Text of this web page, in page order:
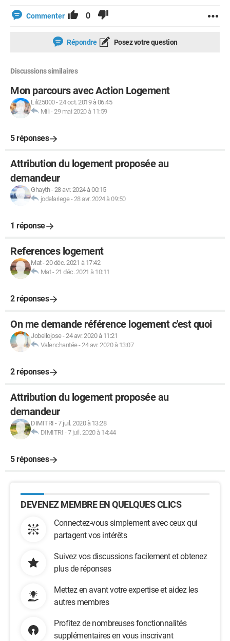
Commenter 0
Répondre Posez votre question
Discussions similaires
Mon parcours avec Action Logement
Lili25000-24 oct. 2019 à 06:45
Mili -29 mai 2020 à 11:59
5 réponses
Attribution du logement proposée au
demandeur
Ghayth-28 avr. 2024 à 00:15
jodelariege-28 avr. 2024 à 09:50
1 réponse
References logement
Mat-20 déc. 2021 à 17:42
Mat-21 déc. 2021 à 10:11
2 réponses
On me demande référence logement c'est quoi
Jobellojose-24 avr. 2020 à 11:21
Valenchantée-24 avr. 2020 à 13:07
2 réponses
Attribution du logement proposée au
demandeur
DIMITRI -7 juil. 2020 à 13:28
DIMITRI -7 juil. 2020 à 14:44
5 réponses
DEVENEZ MEMBRE EN QUELQUES CLICS
Connectez-vous simplement avec ceux qui
partagent vos intérêts
Suivez vos discussions facilement et obtenez
plus de réponses
Mettez en avant votre expertise et aidez les
autres membres
Profitez de nombreuses fonctionnalités
supplémentaires en vous inscrivant